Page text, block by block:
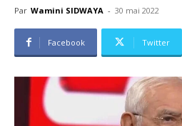
Par Wamini SIDWAYA - 30 mai 2022
Facebook Twitter